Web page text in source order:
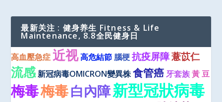
最新关注 : 健身养生 Fitness & Life
Maintenance, 8.8全民健身日
高血壓急症 近视高危結節 腦梗 抗疫屏障薏苡仁
流感 新冠病毒OMICRON變異株食管癌 牙套族 黃 豆
梅毒梅毒白內障新型冠狀病毒